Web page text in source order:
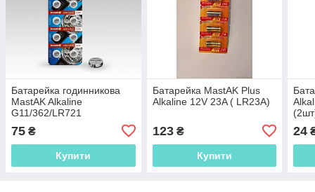
Батарейка годинникова
MastAK Alkaline
G11/362/LR721
75 ₴
Купити
Батарейка MastAK Plus
Alkaline 12V 23A ( LR23A)
123₴
Купити
24